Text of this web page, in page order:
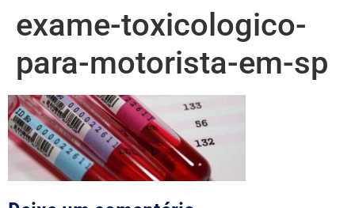
exame-toxicologico-
para-motorista-em-sp